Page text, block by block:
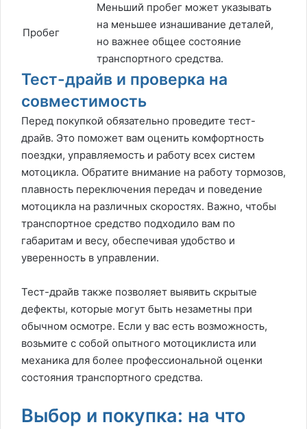
Пробег
Меньший пробег может указывать
на меньшее изнашивание деталей,
но важнее общее состояние
транспортного средства.
Тест-драйв и проверка на
совместимость
Перед покупкой обязательно проведите тест-
драйв. Это поможет вам оценить комфортность
поездки, управляемость и работу всех систем
мотоцикла. Обратите внимание на работу тормозов,
плавность переключения передач и поведение
мотоцикла на различных скоростях. Важно, чтобы
транспортное средство подходило вам по
габаритам и весу, обеспечивая удобство и
уверенность в управлении.
Тест-драйв также позволяет выявить скрытые
дефекты, которые могут быть незаметны при
обычном осмотре. Если у вас есть возможность,
возьмите с собой опытного мотоциклиста или
механика для более профессиональной оценки
состояния транспортного средства.
Выбор и покупка: на что